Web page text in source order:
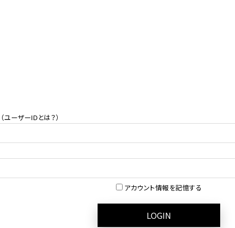
（ユーザーIDとは？）
アカウント情報を記憶する
LOGIN